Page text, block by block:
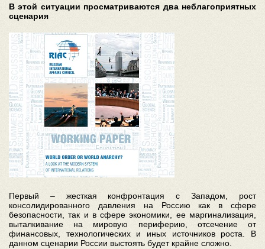
В этой ситуации просматриваются два неблагоприятных
сценария
Первый – жесткая конфронтация с Западом, рост
консолидированного давления на Россию как в сфере
безопасности, так и в сфере экономики, ее маргинализация,
выталкивание на мировую периферию, отсечение от
финансовых, технологических и иных источников роста. В
данном сценарии России выстоять будет крайне сложно.